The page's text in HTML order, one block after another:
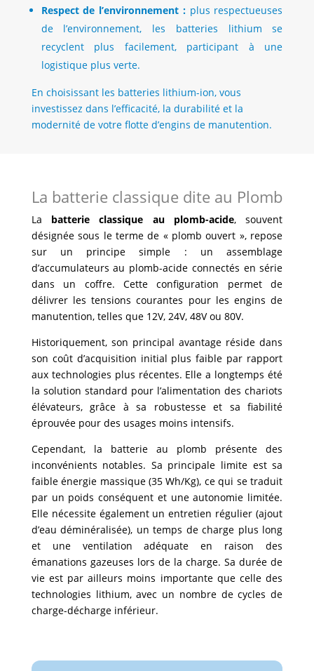
Respect de l’environnement :plus respectueuses
de l’environnement, les batteries lithium se
recyclent plus facilement, participant à une
logistique plus verte.
En choisissant les batteries lithium-ion, vous
investissez dans l’efficacité, la durabilité et la
modernité de votre flotte d’engins de manutention.
La batterie classique dite au Plomb
La batterie classique au plomb-acide, souvent
désignée sous le terme de « plomb ouvert », repose
sur un principe simple : un assemblage
d’accumulateurs au plomb-acide connectés en série
dans un coffre. Cette configuration permet de
délivrer les tensions courantes pour les engins de
manutention, telles que 12V, 24V, 48V ou 80V.
Historiquement, son principal avantage réside dans
son coût d’acquisition initial plus faible par rapport
aux technologies plus récentes. Elle a longtemps été
la solution standard pour l’alimentation des chariots
élévateurs, grâce à sa robustesse et sa fiabilité
éprouvée pour des usages moins intensifs.
Cependant, la batterie au plomb présente des
inconvénients notables. Sa principale limite est sa
faible énergie massique (35 Wh/Kg), ce qui se traduit
par un poids conséquent et une autonomie limitée.
Elle nécessite également un entretien régulier (ajout
d’eau déminéralisée), un temps de charge plus long
et une ventilation adéquate en raison des
émanations gazeuses lors de la charge. Sa durée de
vie est par ailleurs moins importante que celle des
technologies lithium, avec un nombre de cycles de
charge-décharge inférieur.